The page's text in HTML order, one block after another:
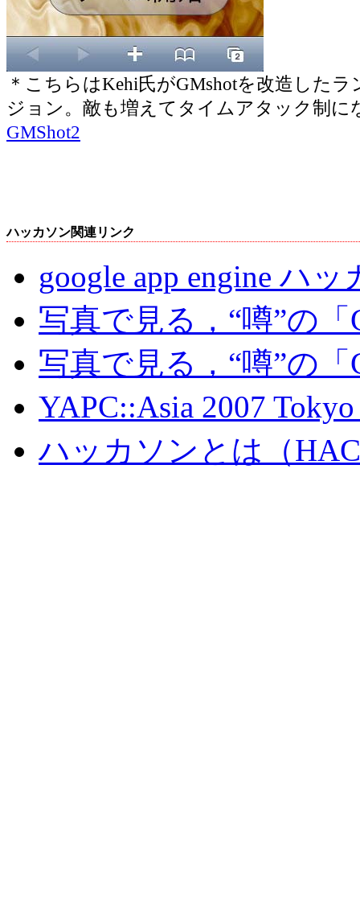
＊こちらはKehi氏がGMshotを改造した
ジョン。敵も増えてタイムアタック制に
GMShot2
ハッカソン関連リンク
google app engine ハ
写真で見る，“噂”の
写真で見る，“噂”の
YAPC::Asia 2007
ハッカソンとは（